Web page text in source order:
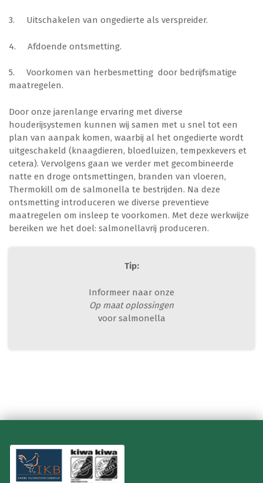
3. Uitschakelen van ongedierte als verspreider.
4. Afdoende ontsmetting.
5. Voorkomen van herbesmetting door bedrijfsmatige
maatregelen.
Door onze jarenlange ervaring met diverse
houderijsystemen kunnen wij samen met u snel tot een
plan van aanpak komen, waarbij al het ongedierte wordt
uitgeschakeld (knaagdieren, bloedluizen, tempexkevers et
cetera). Vervolgens gaan we verder met gecombineerde
natte en droge ontsmettingen, branden van vloeren,
Thermokill om de salmonella te bestrijden. Na deze
ontsmetting introduceren we diverse preventieve
maatregelen om insleep te voorkomen. Met deze werkwijze
bereiken we het doel: salmonellavrij produceren.
Tip:
Informeer naar onze
Op maat oplossingen
voor salmonella